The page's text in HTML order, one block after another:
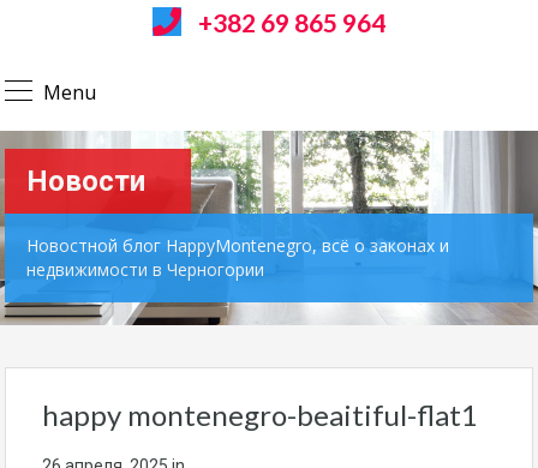
+382 69 865 964
Menu
Новости
Новостной блог HappyMontenegro, всё о законах и
недвижимости в Черногории
happy montenegro-beaitiful-flat1